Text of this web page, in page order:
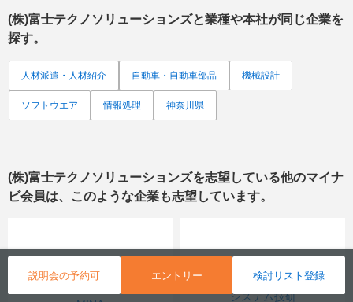
説明会の予約可 エントリー 検討リスト登録
(株)富士テクノソリューションズと業種や本社が同じ企業を
探す。
人材派遣・人材紹介 自動車・自動車部品 機械設計
ソフトウエア 情報処理 神奈川県
(株)富士テクノソリューションズを志望している他のマイナ
ビ会員は、このような企業も志望しています。